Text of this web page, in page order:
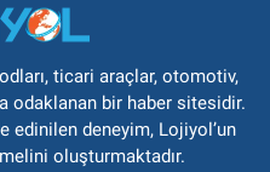
ticari araçlar, otomotiv,
odaklanan bir haber sitesidir.
edinilen deneyim, Lojiyol’un
oluşturmaktadır.